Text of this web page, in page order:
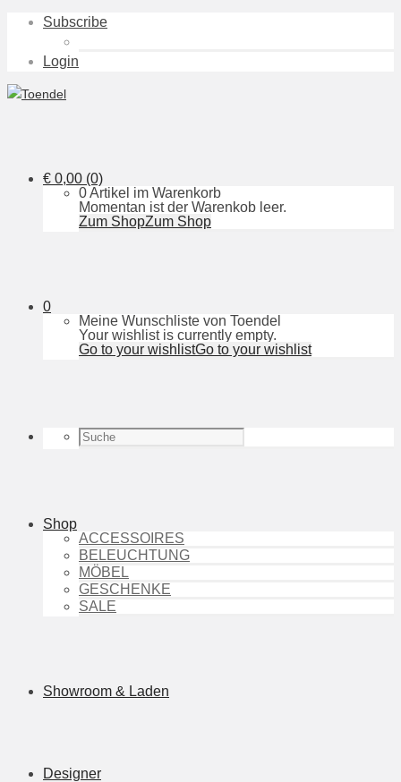
Subscribe
Login
€ 0,00 (0)
0 Artikel im Warenkorb
Momentan ist der Warenkob leer.
Zum ShopZum Shop
0
Meine Wunschliste von Toendel
Your wishlist is currently empty.
Go to your wishlistGo to your wishlist
Shop
ACCESSOIRES
BELEUCHTUNG
MÖBEL
GESCHENKE
SALE
Showroom & Laden
Designer